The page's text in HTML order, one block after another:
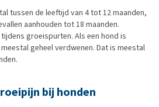
tussen de leeftijd van 4 tot 12 maanden,
aanhouden tot 18 maanden.
groeispurten. Als een hond is
geheel verdwenen. Dat is meestal
bij honden